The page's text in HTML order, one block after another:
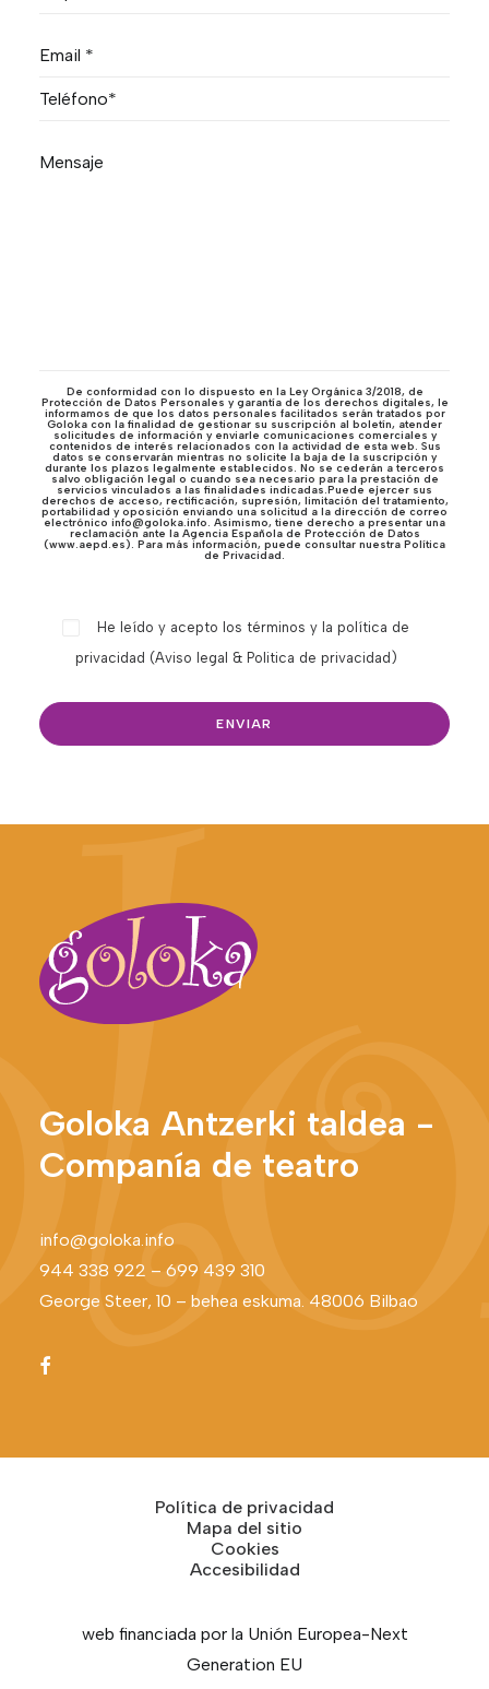
De conformidad con lo dispuesto en la Ley Orgánica 3/2018, de
Protección de Datos Personales y garantía de los derechos digitales, le
informamos de que los datos personales facilitados serán tratados por
Goloka con la finalidad de gestionar su suscripción al boletín, atender
solicitudes de información y enviarle comunicaciones comerciales y
contenidos de interés relacionados con la actividad de esta web. Sus
datos se conservarán mientras no solicite la baja de la suscripción y
durante los plazos legalmente establecidos. No se cederán a terceros
salvo obligación legal o cuando sea necesario para la prestación de
servicios vinculados a las finalidades indicadas.Puede ejercer sus
derechos de acceso, rectificación, supresión, limitación del tratamiento,
portabilidad y oposición enviando una solicitud a la dirección de correo
electrónico info@goloka.info. Asimismo, tiene derecho a presentar una
reclamación ante la Agencia Española de Protección de Datos
(www.aepd.es). Para más información, puede consultar nuestra Política
de Privacidad.
He leído y acepto los términos y la política de
privacidad (Aviso legal & Politica de privacidad )
Goloka Antzerki taldea -
Companía de teatro
info@goloka.info
944 338 922 – 699 439 310
George Steer, 10 – behea eskuma. 48006 Bilbao
Política de privacidad
Mapa del sitio
Cookies
Accesibilidad
web financiada por la Unión Europea-Next
Generation EU